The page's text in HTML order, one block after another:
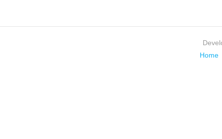
Home